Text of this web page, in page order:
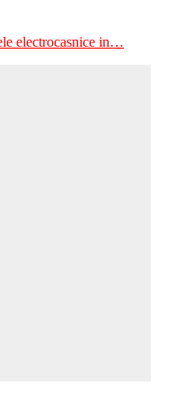
electrocasnice in…